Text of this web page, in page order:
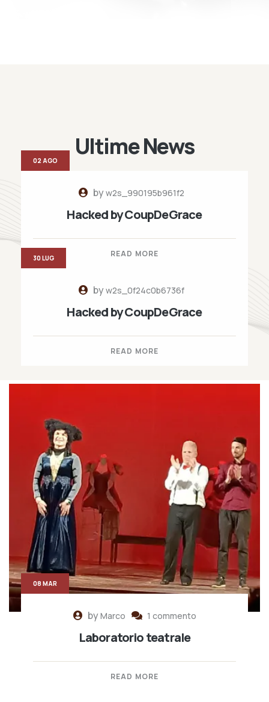
Ultime News
byw2s_990195b961f2
Hacked by CoupDeGrace
READ MORE
02 AGO
byw2s_0f24c0b6736f
Hacked by CoupDeGrace
READ MORE
30 LUG
byMarco 1 commento
Laboratorio teatrale
READ MORE
08 MAR